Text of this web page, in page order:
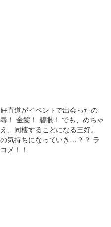
直道がイベントで出会ったの
！ 金髪！ 碧眼！ でも、めちゃ
、同棲することになる三好。
気持ちになっていき…？？ ラ
メ！！